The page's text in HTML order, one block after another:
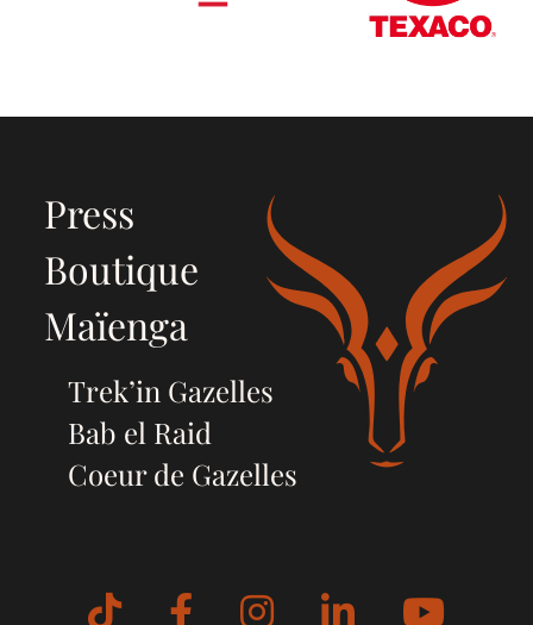
Press
Boutique
Maïenga
Trek’in Gazelles
Bab el Raid
Coeur de Gazelles
Tiktok FacebookInstagram
LinkedIn